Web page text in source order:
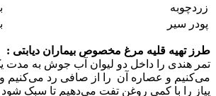
زردچوبه
پودر سیر
طرز تهیه قلیه مرغ مخصوص بیماران دیابتی :
تمر هندی را داخل دو لیوان آب جوش به
می‌کنیم و عصاره آن را از صافی رد می‌کنیم و
پیاز را با کمی روغن تفت می‌دهیم تا سبک